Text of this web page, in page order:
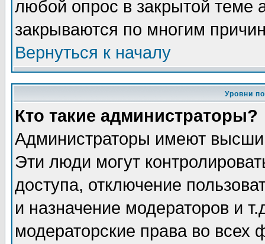
любой опрос в закрытой теме
закрываются по многим
Вернуться к началу
Уровни
Кто такие администраторы?
Администраторы имеют
Эти люди могут
доступа, отключение
и назначение модераторов и
модераторские права во всех